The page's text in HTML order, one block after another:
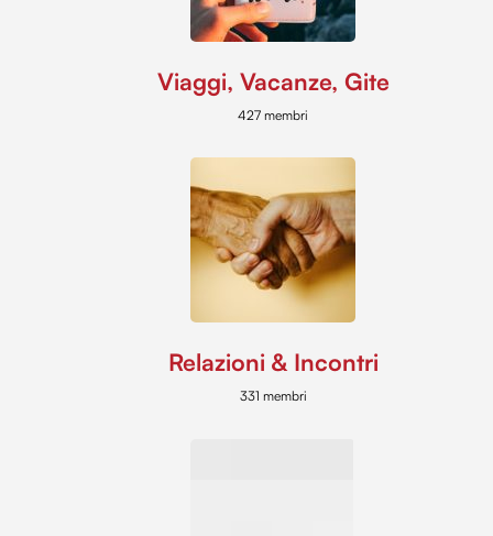
Viaggi, Vacanze, Gite
427 membri
Relazioni & Incontri
331 membri